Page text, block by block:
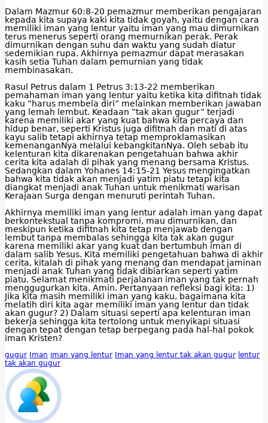
Dalam Mazmur 60:8-20 pemazmur memberikan pengajaran
kepada kita supaya kaki kita tidak goyah, yaitu dengan cara
memiliki iman yang lentur yaitu iman yang mau dimurnikan
terus menerus seperti orang memurnikan perak. Perak
dimurnikan dengan suhu dan waktu yang sudah diatur
sedemikian rupa. Akhirnya pemazmur dapat merasakan
kasih setia Tuhan dalam pemurnian yang tidak
membinasakan.
Rasul Petrus dalam 1 Petrus 3:13-22 memberikan
pemahaman iman yang lentur yaitu ketika kita difitnah tidak
kaku ”harus membela diri” melainkan memberikan jawaban
yang lemah lembut. Keadaan ”tak akan gugur” terjadi
karena memiliki akar yang kuat bahwa kita percaya dan
hidup benar, seperti Kristus juga difitnah dan mati di atas
kayu salib tetapi akhirnya tetap memproklamasikan
kemenanganNya melalui kebangkitanNya. Oleh sebab itu
kelenturan kita dikarenakan pengetahuan bahwa akhir
cerita kita adalah di pihak yang menang bersama Kristus.
Sedangkan dalam Yohanes 14:15-21 Yesus mengingatkan
bahwa kita tidak akan menjadi yatim piatu tetapi kita
diangkat menjadi anak Tuhan untuk menikmati warisan
Kerajaan Surga dengan menuruti perintah Tuhan.
Akhirnya memiliki iman yang lentur adalah iman yang dapat
berkontekstual tanpa kompromi, mau dimurnikan, dan
meskipun ketika difitnah kita tetap menjawab dengan
lembut tanpa membalas sehingga kita tak akan gugur
karena memiliki akar yang kuat dan bertumbuh iman di
dalam salib Yesus. Kita memiliki pengetahuan bahwa di akhir
cerita, kitalah di pihak yang menang dan mendapat jaminan
menjadi anak Tuhan yang tidak dibiarkan seperti yatim
piatu. Selamat menikmati perjalanan iman yang tak pernah
menggugurkan kita. Amin. Pertanyaan refleksi bagi kita: 1)
Jika kita masih memiliki iman yang kaku, bagaimana kita
melatih diri kita agar memiliki iman yang lentur dan tidak
akan gugur? 2) Dalam situasi seperti apa kelenturan iman
bekerja sehingga kita tertolong untuk menyikapi situasi
dengan tepat dengan tetap berpegang pada hal-hal pokok
iman Kristen?
gugur Iman iman yang lentur Iman yang lentur tak akan gugur lentur
tak akan gugur